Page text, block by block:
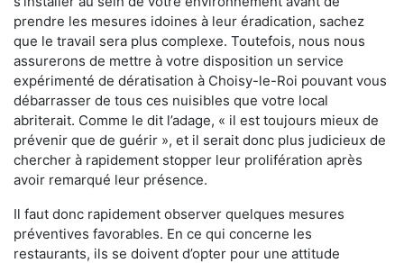
prendre les mesures idoines à leur éradication, sachez
que le travail sera plus complexe. Toutefois, nous nous
assurerons de mettre à votre disposition un service
expérimenté de dératisation à Choisy-le-Roi pouvant vous
débarrasser de tous ces nuisibles que votre local
abriterait. Comme le dit l’adage, « il est toujours mieux de
prévenir que de guérir », et il serait donc plus judicieux de
chercher à rapidement stopper leur prolifération après
avoir remarqué leur présence.
Il faut donc rapidement observer quelques mesures
préventives favorables. En ce qui concerne les
restaurants, ils se doivent d’opter pour une attitude